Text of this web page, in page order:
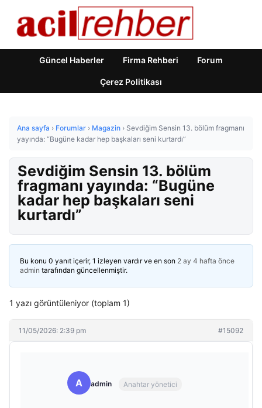
Güncel Haberler Firma Rehberi Forum
Çerez Politikası
Ana sayfa › Forumlar › Magazin › Sevdiğim Sensin 13. bölüm fragmanı
yayında: “Bugüne kadar hep başkaları seni kurtardı”
Sevdiğim Sensin 13. bölüm
fragmanı yayında: “Bugüne
kadar hep başkaları seni
kurtardı”
Bu konu 0 yanıt içerir, 1 izleyen vardır ve en son 2 ay 4 hafta önce
admin tarafından güncellenmiştir.
1 yazı görüntüleniyor (toplam 1)
11/05/2026: 2:39 pm #15092
A admin Anahtar yönetici